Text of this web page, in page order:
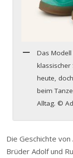
Das
klassischer
heute,
beim
Alltag. ©
Die Geschichte
Brüder Adolf und